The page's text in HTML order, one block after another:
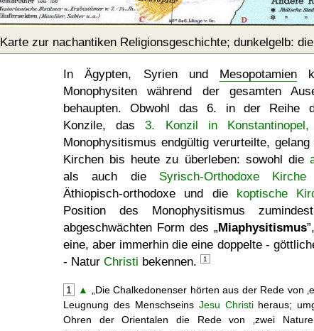
Karte zur nachantiken Religionsgeschichte; dunkelgelb:
In Ägypten, Syrien und Mesopotamien
Monophysiten während der gesamten
behaupten. Obwohl das 6. in der Reihe
Konzile, das3. Konzil in Konstantinopel,
Monophysitismus endgültig verurteilte,
Kirchen bis heute zu überleben: sowohl die
als auch die Syrisch-Orthodoxe Kirche
Äthiopisch-orthodoxe und die koptische
Position des Monophysitismus
abgeschwächten Form des
Miaphysitismus
eine, aber immerhin die eine doppelte -
- Natur Christi bekennen. 1
1 ▲ Die Chalkedonenser hörten aus der Rede von
Leugnung des Menschseins Jesu Christiheraus;
Ohren der Orientalen die Rede von
zwei